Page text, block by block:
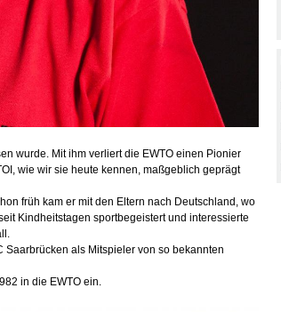
wurde. Mit ihm verliert die EWTO einen Pionier
wie wir sie heute kennen, maßgeblich geprägt
früh kam er mit den Eltern nach Deutschland, wo
Kindheitstagen sportbegeistert und interessierte
als Mitspieler von so bekannten
in die EWTO ein.